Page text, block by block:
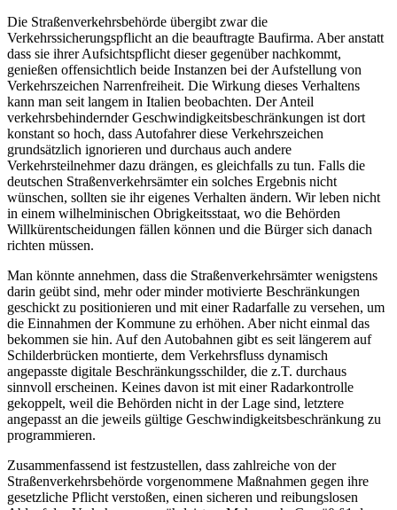
Die Straßenverkehrsbehörde übergibt zwar die
Verkehrssicherungspflicht an die beauftragte Baufirma. Aber anstatt
dass sie ihrer Aufsichtspflicht dieser gegenüber nachkommt,
genießen offensichtlich beide Instanzen bei der Aufstellung von
Verkehrszeichen Narrenfreiheit. Die Wirkung dieses Verhaltens
kann man seit langem in Italien beobachten. Der Anteil
verkehrsbehindernder Geschwindigkeitsbeschränkungen ist dort
konstant so hoch, dass Autofahrer diese Verkehrszeichen
grundsätzlich ignorieren und durchaus auch andere
Verkehrsteilnehmer dazu drängen, es gleichfalls zu tun. Falls die
deutschen Straßenverkehrsämter ein solches Ergebnis nicht
wünschen, sollten sie ihr eigenes Verhalten ändern. Wir leben nicht
in einem wilhelminischen Obrigkeitsstaat, wo die Behörden
Willkürentscheidungen fällen können und die Bürger sich danach
richten müssen.
Man könnte annehmen, dass die Straßenverkehrsämter wenigstens
darin geübt sind, mehr oder minder motivierte Beschränkungen
geschickt zu positionieren und mit einer Radarfalle zu versehen, um
die Einnahmen der Kommune zu erhöhen. Aber nicht einmal das
bekommen sie hin. Auf den Autobahnen gibt es seit längerem auf
Schilderbrücken montierte, dem Verkehrsfluss dynamisch
angepasste digitale Beschränkungsschilder, die z.T. durchaus
sinnvoll erscheinen. Keines davon ist mit einer Radarkontrolle
gekoppelt, weil die Behörden nicht in der Lage sind, letztere
angepasst an die jeweils gültige Geschwindigkeitsbeschränkung zu
programmieren.
Zusammenfassend ist festzustellen, dass zahlreiche von der
Straßenverkehrsbehörde vorgenommene Maßnahmen gegen ihre
gesetzliche Pflicht verstoßen, einen sicheren und reibungslosen